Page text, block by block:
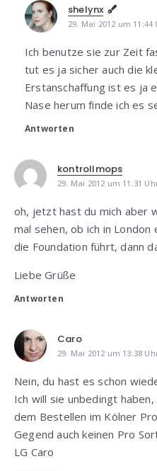
shelynx
29. Mai 2012 um 11:44
Ich benutze sie zur Zeit
tut es ja sicher auch die
Erstanschaffung ist es ja
Nase herum finde ich es
Antworten
kontrollmops
29. Mai 2012 um 11:31
oh, jetzt hast du mich aber
mal sehen, ob ich in
die Foundation führt, dann
Liebe Grüße
Antworten
Caro
29. Mai 2012 um 13:38
Nein, du hast es schon
Ich will sie unbedingt
dem Bestellen im Kölner
Gegend auch keinen Pro
LG Caro